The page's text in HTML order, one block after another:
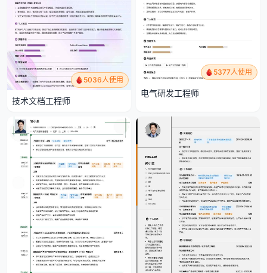
5036人使用
技术文档工程师
5377人使用
电气研发工程师